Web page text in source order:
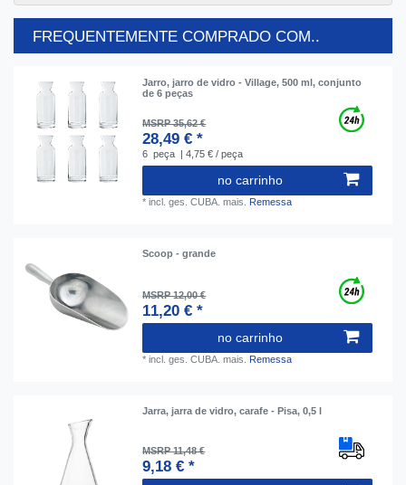
FREQUENTEMENTE COMPRADO COM..
Jarro, jarro de vidro - Village, 500 ml, сonjunto
de 6 peças
MSRP 35,62 €
28,49 € *
6 peça | 4,75 € / peça
no carrinho
*incl. ges. CUBA. mais. Remessa
Scoop - grande
MSRP 12,00 €
11,20 € *
no carrinho
*incl. ges. CUBA. mais. Remessa
Jarra, jarra de vidro, carafe - Pisa, 0,5 l
MSRP 11,48 €
9,18 € *